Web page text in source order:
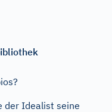
der Idealist seine